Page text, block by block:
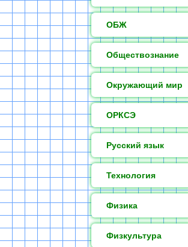
ОБЖ
Обществознание
Окружающий мир
ОРКСЭ
Русский язык
Технология
Физика
Физкультура